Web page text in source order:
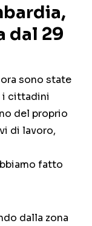
dal 29
sono state
i cittadini
del proprio
di lavoro,
fatto
dalla zona